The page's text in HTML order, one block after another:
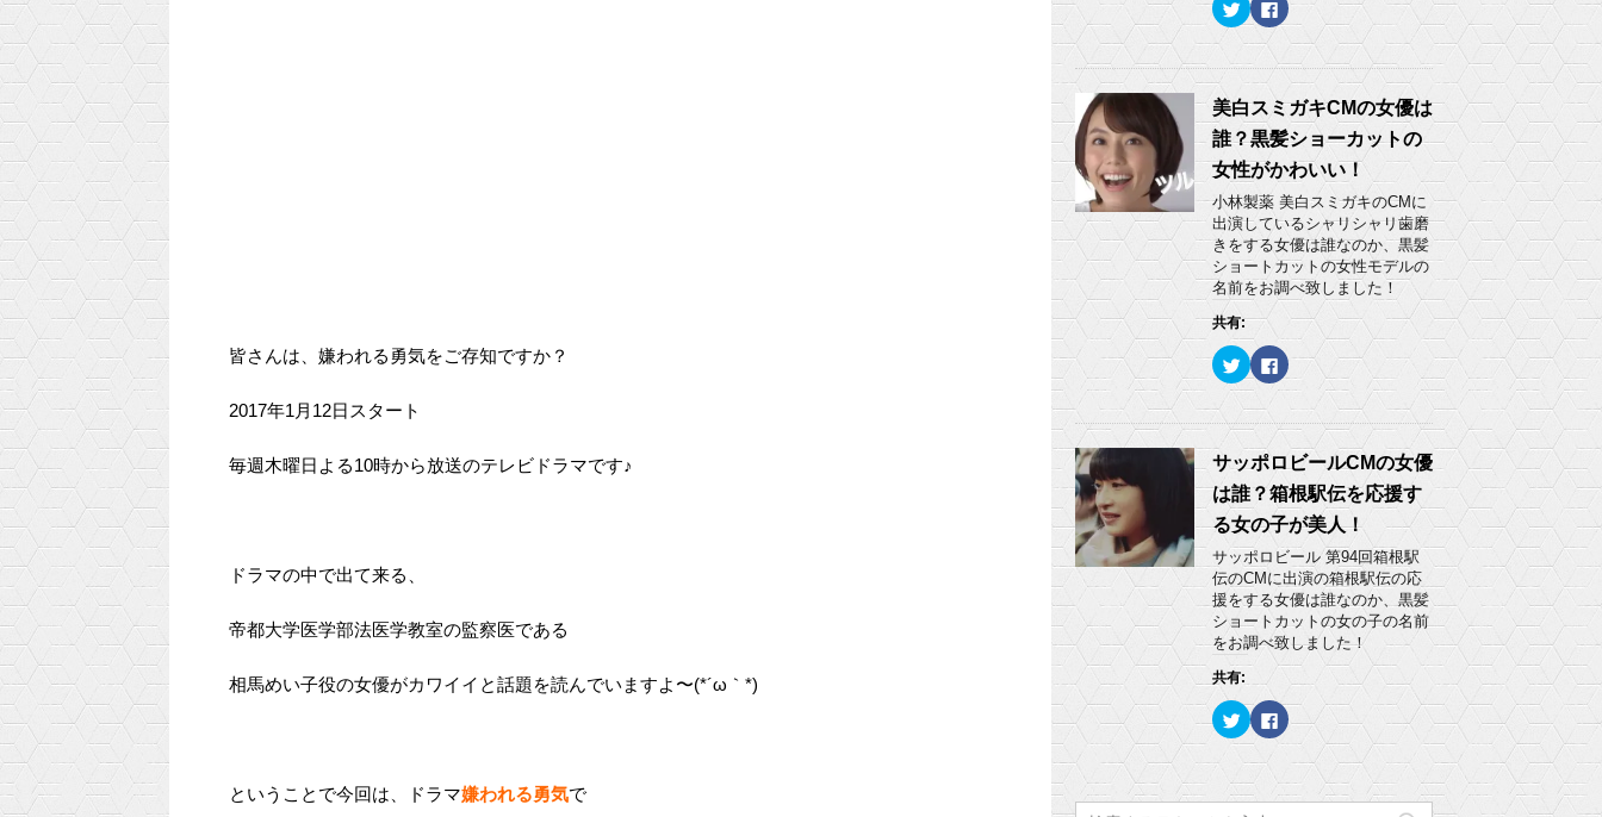
皆さんは、嫌われる勇気をご存知ですか？
2017年1月12日スタート
毎週木曜日よる10時から放送のテレビドラマです♪
ドラマの中で出て来る、
帝都大学医学部法医学教室の監察医である
相馬めい子役の女優がカワイイと話題を読んでいますよ〜(*´ω｀*)
ということで今回は、ドラマ嫌われる勇気で
ま
す
い
ウ
ド
ウ
開
き
ま
す
)
ク
リ
ク
し
w
i
t
t
e
r
で
共
有
(
新
し
い
ウ
ィ
ン
ウ
で
開
き
ま
す
)
F
a
b
k
で
共
有
す
る
に
は
ク
リ
ッ
ク
し
て
く
だ
い
新
し
ウ
ィ
ン
ド
で
開
き
ま
す
)
美白スミガキCMの女優は
誰？黒髪ショーカットの
女性がかわいい！
小林製薬 美白スミガキのCMに
出演しているシャリシャリ歯磨
きをする女優は誰なのか、黒髪
ショートカットの女性モデルの
名前をお調べ致しました！
共有:
ク
リ
ッ
て
T
w
i
t
t
e
r
で
共
有
(
新
し
い
ウ
ン
ド
ウ
で
開
き
ま
)
F
a
c
o
k
で
共
有
す
る
に
は
ク
リ
ッ
ク
し
て
さ
い
新
し
い
ィ
ン
サッポロビールCMの女優
は誰？箱根駅伝を応援す
る女の子が美人！
サッポロビール 第94回箱根駅
伝のCMに出演の箱根駅伝の応
援をする女優は誰なのか、黒髪
ショートカットの女の子の名前
をお調べ致しました！
共有:
ク
リ
ッ
て
T
F
a
c
o
o